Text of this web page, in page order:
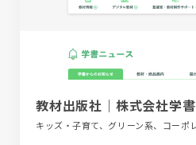
教材出版社｜株式会社学書